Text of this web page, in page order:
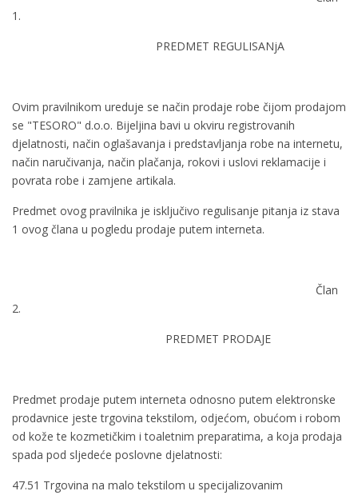
1.
PREDMET REGULISANjA
Ovim pravilnikom ureduje se način prodaje robe čijom prodajom
se "TESORO" d.o.o. Bijeljina bavi u okviru registrovanih
djelatnosti, način oglašavanja i predstavljanja robe na internetu,
način naručivanja, način plačanja, rokovi i uslovi reklamacije i
povrata robe i zamjene artikala.
Predmet ovog pravilnika je isključivo regulisanje pitanja iz stava
1 ovog člana u pogledu prodaje putem interneta.
Član
2.
PREDMET PRODAJE
Predmet prodaje putem interneta odnosno putem elektronske
prodavnice jeste trgovina tekstilom, odjećom, obućom i robom
od kože te kozmetičkim i toaletnim preparatima, a koja prodaja
spada pod sljedeće poslovne djelatnosti:
47.51 Trgovina na malo tekstilom u specijalizovanim